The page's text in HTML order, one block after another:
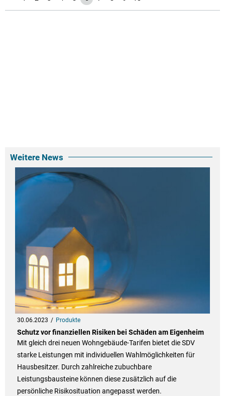
Weitere News
30.06.2023 Produkte
Schutz vor finanziellen Risiken bei Schäden am Eigenheim
Mit gleich drei neuen Wohngebäude-Tarifen bietet die SDV
starke Leistungen mit individuellen Wahlmöglichkeiten für
Hausbesitzer. Durch zahlreiche zubuchbare
Leistungsbausteine können diese zusätzlich auf die
persönliche Risikosituation angepasst werden.